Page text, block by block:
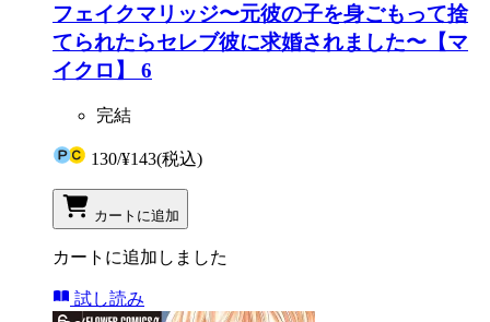
フェイクマリッジ〜元彼の子を身ごもって捨
てられたらセレブ彼に求婚されました〜【マ
イクロ】 6
完結
130/¥143(税込)
カートに追加
カートに追加しました
試し読み